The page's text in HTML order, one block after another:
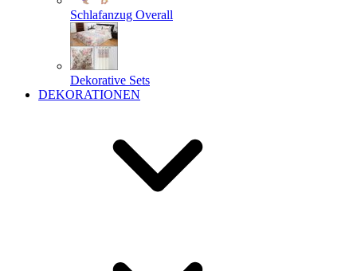
Schlafanzug Overall
Dekorative Sets
DEKORATIONEN